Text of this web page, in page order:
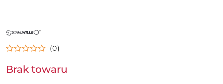
NAZWA
PRODUCENTA:
STAHLWILLE
(0)
Brak towaru